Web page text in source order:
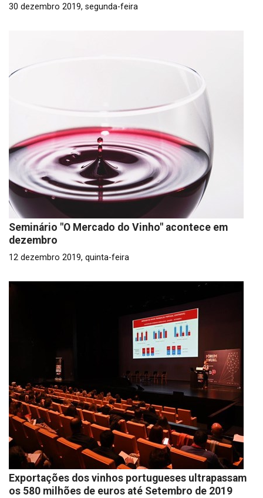
30 dezembro 2019, segunda-feira
Seminário "O Mercado do Vinho" acontece em
dezembro
12 dezembro 2019, quinta-feira
Exportações dos vinhos portugueses ultrapassam
os 580 milhões de euros até Setembro de 2019